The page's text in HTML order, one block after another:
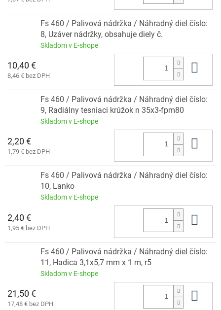
Fs 460 / Palivová nádržka / Náhradný diel číslo:
8, Uzáver nádržky, obsahuje diely č.
Skladom v E-shope
10,40 €
8,46 € bez DPH
Fs 460 / Palivová nádržka / Náhradný diel číslo:
9, Radiálny tesniaci krúžok n 35x3-fpm80
Skladom v E-shope
2,20 €
1,79 € bez DPH
Fs 460 / Palivová nádržka / Náhradný diel číslo:
10, Lanko
Skladom v E-shope
2,40 €
1,95 € bez DPH
Fs 460 / Palivová nádržka / Náhradný diel číslo:
11, Hadica 3,1x5,7 mm x 1 m, r5
Skladom v E-shope
21,50 €
17,48 € bez DPH